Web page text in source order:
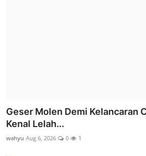
Geser Molen Demi Kelancaran
Kenal Lelah...
wahyu Aug 6, 2026 0 1